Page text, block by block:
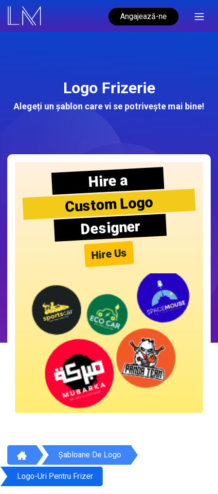
Angajează-ne
Logo Frizerie
Alegeți un șablon care vi se potrivește mai bine!
Hire a
Custom Logo
Designer
Hire Us
Șabloane De Logo
Logo-Uri Pentru Frizer